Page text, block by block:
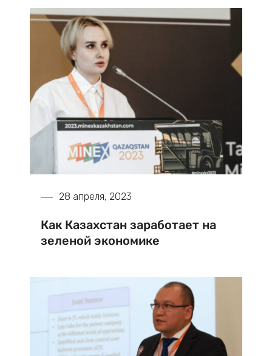
28 апреля, 2023
Как Казахстан заработает на
зеленой экономике